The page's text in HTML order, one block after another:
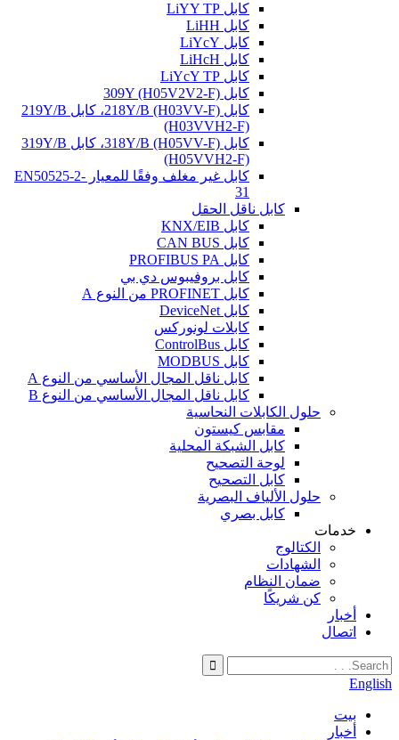
كابل LiYY TP
كابل LiHH
كابل LiYcY
كابل LiHcH
كابل LiYcY TP
كابل 309Y (H05V2V2-F)
كابل 218Y/B (H03VV-F)، كابل 219Y/B
(H03VVH2-F)
كابل 318Y/B (H05VV-F)، كابل 319Y/B
(H05VVH2-F)
كابل غير مغلف وفقًا للمعيار EN50525-2-
31
كابل ناقل الحقل
كابل KNX/EIB
كابل CAN BUS
كابل PROFIBUS PA
كابل بروفيبوس دي بي
كابل PROFINET من النوع A
كابل DeviceNet
كابلات لونوركس
كابل ControlBus
كابل MODBUS
كابل ناقل المجال الأساسي من النوع A
كابل ناقل المجال الأساسي من النوع B
حلول الكابلات النحاسية
مقابس كيستون
كابل الشبكة المحلية
لوحة التصحيح
كابل التصحيح
حلول الألياف البصرية
كابل بصري
خدمات
الكتالوج
الشهادات
ضمان النظام
كن شريكًا
أخبار
اتصال
English
بيت
أخبار